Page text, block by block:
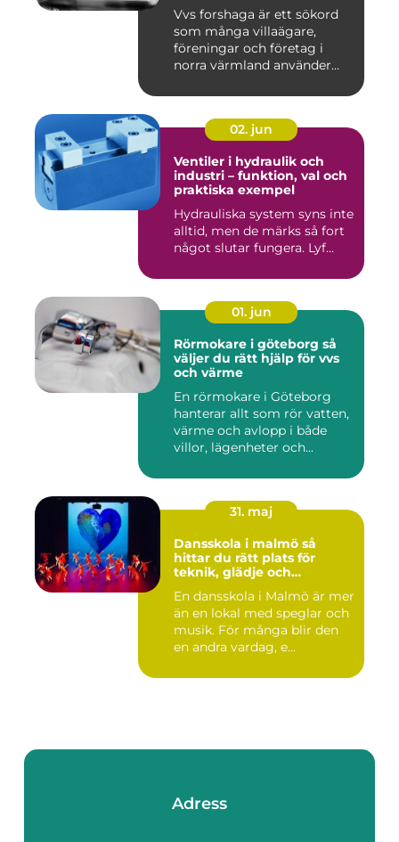
Vvs forshaga är ett sökord
som många villaägare,
föreningar och företag i
norra värmland använder
02. jun
Ventiler i hydraulik och
industri – funktion, val och
praktiska exempel
Hydrauliska system syns inte
alltid, men de märks så fort
något slutar fungera. Lyf...
01. jun
Rörmokare i göteborg så
väljer du rätt hjälp för vvs
och värme
En rörmokare i Göteborg
hanterar allt som rör vatten,
värme och avlopp i både
villor, lägenheter och...
31. maj
Dansskola i malmö så
hittar du rätt plats för
teknik, glädje och
En dansskola i Malmö är mer
än en lokal med speglar och
musik. För många blir den
en andra vardag, e...
Adress